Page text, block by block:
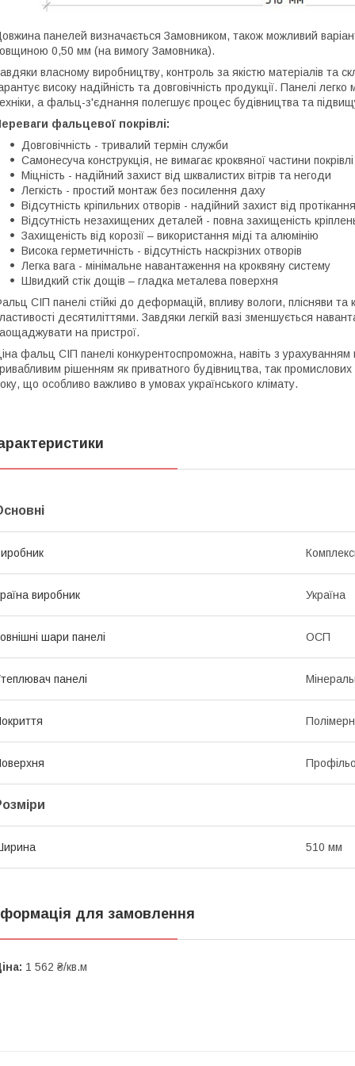
панелей визначається Замовником, також можливий
0,50 мм (на вимогу Замовника).
власному виробництву, контроль за якістю матеріалів та
високу надійність та довговічність продукції. Панелі
а фальц-з'єднання полегшує процес будівництва та
фальцевої покрівлі:
Довговічність - тривалий термін служби
Самонесуча конструкція, не вимагає кроквяної частини
Міцність - надійний захист від шквалистих вітрів та негоди
Легкість - простий монтаж без посилення даху
Відсутність кріпильних отворів - надійний захист від протікання
Відсутність незахищених деталей - повна захищеність
Захищеність від корозії – використання міді та алюмінію
Висока герметичність - відсутність наскрізних отворів
Легка вага - мінімальне навантаження на кроквяну систему
Швидкий стік дощів – гладка металева поверхня
СІП панелі стійкі до деформацій, впливу вологи, плісняви
десятиліттями. Завдяки легкій вазі зменшується
на пристрої.
фальц СІП панелі конкурентоспроможна, навіть з урахуванням
рішенням як приватного будівництва, так
що особливо важливо в умовах українського клімату.
виробник Україна
шари панелі ОСП
панелі
510 мм
для замовлення
1 562 ₴/кв.м